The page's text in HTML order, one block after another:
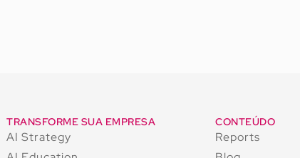
TRANSFORME SUA EMPRESA
AI Strategy
CONTEÚDO
Reports